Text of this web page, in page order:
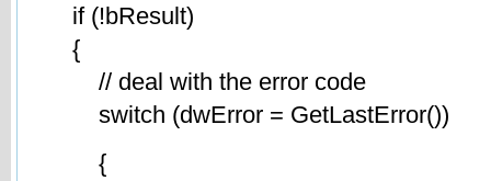
if (!bResult)
{
// deal with the error code
switch (dwError = GetLastError())
{